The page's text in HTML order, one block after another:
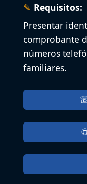
Requisitos:
Presentar
comprobante
números
familiares.